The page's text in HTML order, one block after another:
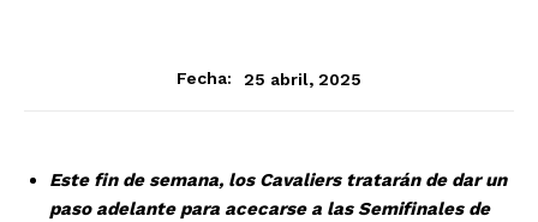
Fecha: 25 abril, 2025
Este fin de semana, los Cavaliers tratarán de dar un
paso adelante para acecarse a las Semifinales de